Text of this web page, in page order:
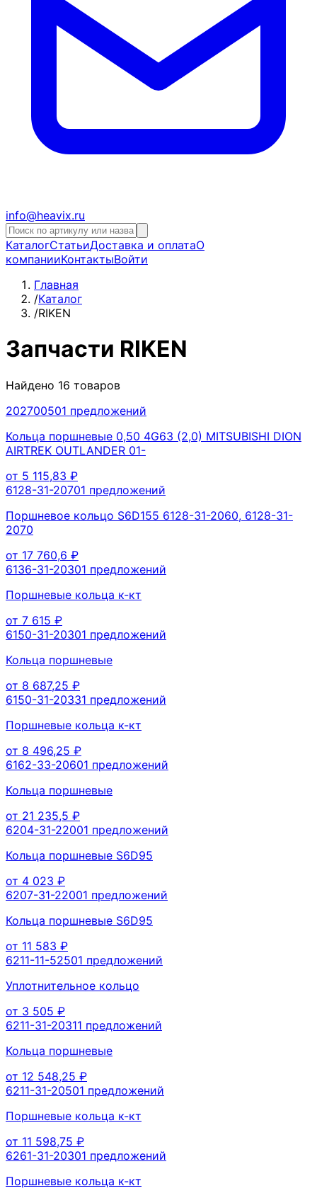
info@heavix.ru
КаталогСтатьиДоставка и оплатаО
компанииКонтактыВойти
Главная
/Каталог
/RIKEN
Запчасти RIKEN
Найдено 16 товаров
202700501 предложений
Кольца поршневые 0,50 4G63 (2,0) MITSUBISHI DION
AIRTREK OUTLANDER 01-
от 5 115,83 ₽
6128-31-20701 предложений
Поршневое кольцо S6D155 6128-31-2060, 6128-31-
2070
от 17 760,6 ₽
6136-31-20301 предложений
Поршневые кольца к-кт
от 7 615 ₽
6150-31-20301 предложений
Кольца поршневые
от 8 687,25 ₽
6150-31-20331 предложений
Поршневые кольца к-кт
от 8 496,25 ₽
6162-33-20601 предложений
Кольца поршневые
от 21 235,5 ₽
6204-31-22001 предложений
Кольца поршневые S6D95
от 4 023 ₽
6207-31-22001 предложений
Кольца поршневые S6D95
от 11 583 ₽
6211-11-52501 предложений
Уплотнительное кольцо
от 3 505 ₽
6211-31-20311 предложений
Кольца поршневые
от 12 548,25 ₽
6211-31-20501 предложений
Поршневые кольца к-кт
от 11 598,75 ₽
6261-31-20301 предложений
Поршневые кольца к-кт